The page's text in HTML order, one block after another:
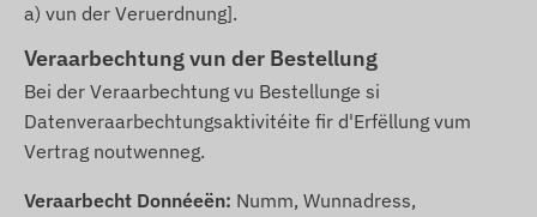
a) vun der Veruerdnung].
Veraarbechtung vun der Bestellung
Bei der Veraarbechtung vu Bestellunge si
Datenveraarbechtungsaktivitéite fir d'Erfëllung vum
Vertrag noutwenneg.
Veraarbecht Donnéeën: Numm, Wunnadress,